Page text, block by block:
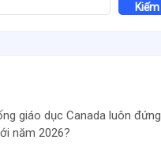
Kiếm
giáo dục Canada luôn đứng
năm 2026?